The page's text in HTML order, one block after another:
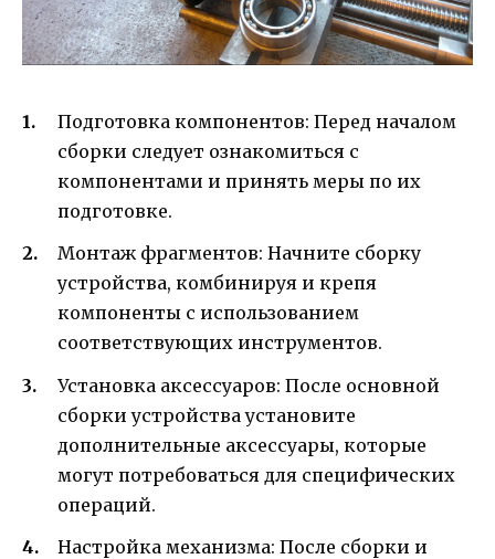
Подготовка компонентов: Перед началом
сборки следует ознакомиться с
компонентами и принять меры по их
подготовке.
Монтаж фрагментов: Начните сборку
устройства, комбинируя и крепя
компоненты с использованием
соответствующих инструментов.
Установка аксессуаров: После основной
сборки устройства установите
дополнительные аксессуары, которые
могут потребоваться для специфических
операций.
Настройка механизма: После сборки и